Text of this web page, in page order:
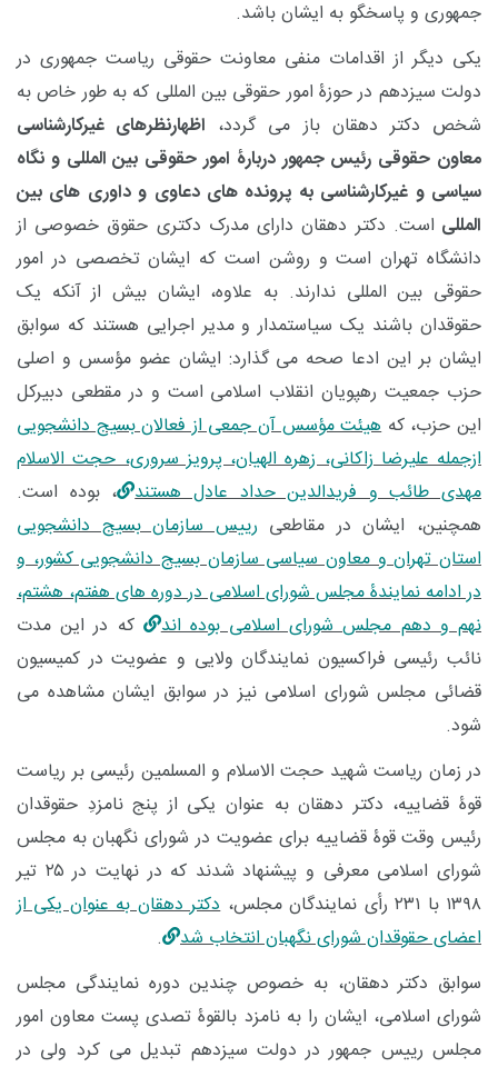
جمهوری و پاسخگو به ایشان باشد.
یکی دیگر از اقدامات منفی معاونت حقوقی ریاست جمهوری در
دولت سیزدهم در حوزۀ امور حقوقی بین المللی که به طور خاص به
شخص دکتر دهقان باز می گردد، اظهارنظرهای غیرکارشناسی
معاون حقوقی رئیس جمهور دربارۀ امور حقوقی بین المللی و نگاه
سیاسی و غیرکارشناسی به پرونده های دعاوی و داوری های بین
المللی است. دکتر دهقان دارای مدرک دکتری حقوق خصوصی از
دانشگاه تهران است و روشن است که ایشان تخصصی در امور
حقوقی بین المللی ندارند. به علاوه، ایشان بیش از آنکه یک
حقوقدان باشند یک سیاستمدار و مدیر اجرایی هستند که سوابق
ایشان بر این ادعا صحه می گذارد: ایشان عضو مؤسس و اصلی
حزب جمعیت رهپویان انقلاب اسلامی است و در مقطعی دبیرکل
این حزب، کههیئت مؤسس آن جمعی از فعالان بسیج دانشجویی
ازجمله علیرضا زاکانی، زهره الهیان، پرویز سروری، حجت الاسلام
مهدی طائب و فریدالدین حداد عادل هستند ، بوده است.
همچنین، ایشان در مقاطعی رییس سازمان بسیج دانشجویی
استان تهران و معاون سیاسی سازمان بسیج دانشجویی کشور، و
در ادامه نمایندۀ مجلس شورای اسلامی در دوره های هفتم، هشتم،
نهم و دهم مجلس شورای اسلامی بوده اند
که در این مدت
نائب رئیسی فراکسیون نمایندگان ولایی و عضویت در کمیسیون
قضائی مجلس شورای اسلامی نیز در سوابق ایشان مشاهده می
شود.
در زمان ریاست شهید حجت الاسلام و المسلمین رئیسی بر ریاست
قوۀ قضاییه، دکتر دهقان به عنوان یکی از پنج نامزدِ حقوقدان
رئیس وقت قوۀ قضاییه برای عضویت در شورای نگهبان به مجلس
شورای اسلامی معرفی و پیشنهاد شدند که در نهایت در ۲۵ تیر
۱۳۹۸ با ۲۳۱ رأی نمایندگان مجلس،
دکتر دهقان به عنوان یکی از
اعضای حقوقدان شورای نگهبان انتخاب شد
.
سوابق دکتر دهقان، به خصوص چندین دوره نمایندگی مجلس
شورای اسلامی، ایشان را به نامزد بالقوۀ تصدی پست معاون امور
مجلس رییس جمهور در دولت سیزدهم تبدیل می کرد ولی در